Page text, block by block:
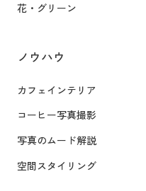
花・グリーン
ノウハウ
カフェインテリア
コーヒー写真撮影
写真のムード解説
空間スタイリング